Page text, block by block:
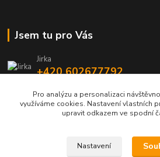
Jsem tu pro Vás
Jirka
+420 602677792
info@jarmy.cz
Pro analýzu a personalizaci
využíváme cookies. Nastavení vlastních
upravit odkazem ve spodní
Nastavení